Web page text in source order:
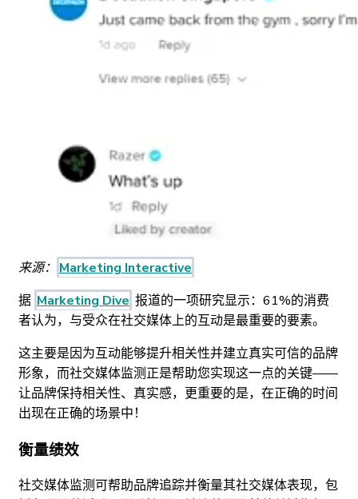
来源： Marketing Interactive
据 Marketing Dive 报道的一项研究显示：61%的消费
者认为，与受众在社交媒体上的互动是最重要的要素。
这主要是因为互动能够提升相关性并建立真实可信的品牌
形象，而社交媒体监测正是帮助您实现这一点的关键——
让品牌保持相关性、真实感，更重要的是，在正确的时间
出现在正确的场景中！
衡量绩效
社交媒体监测可帮助品牌追踪并衡量其社交媒体表现，包